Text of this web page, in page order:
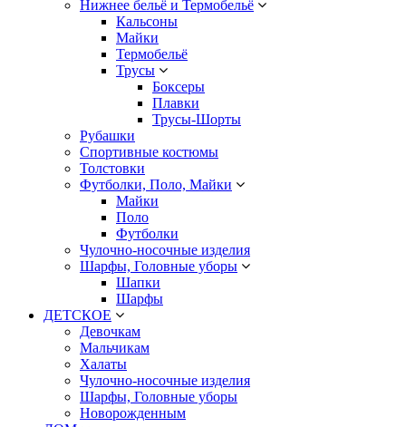
Нижнее бельё и Термобельё
Кальсоны
Майки
Термобельё
Трусы
Боксеры
Плавки
Трусы-Шорты
Рубашки
Спортивные костюмы
Толстовки
Футболки, Поло, Майки
Майки
Поло
Футболки
Чулочно-носочные изделия
Шарфы, Головные уборы
Шапки
Шарфы
ДЕТСКОЕ
Девочкам
Мальчикам
Халаты
Чулочно-носочные изделия
Шарфы, Головные уборы
Новорожденным